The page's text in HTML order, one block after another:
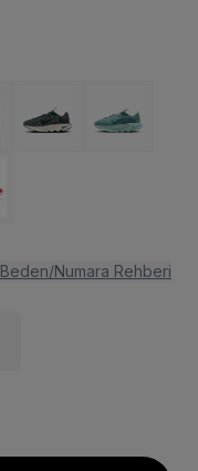
Beden/Numara Rehberi